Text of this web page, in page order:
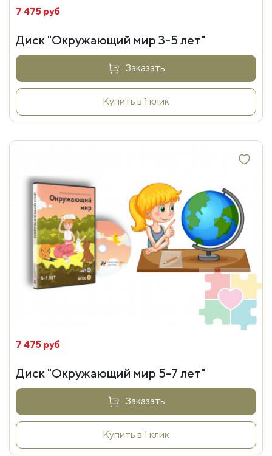
7 475 руб
Диск "Окружающий мир 3-5 лет"
Заказать
Купить в 1 клик
7 475 руб
Диск "Окружающий мир 5-7 лет"
Заказать
Купить в 1 клик